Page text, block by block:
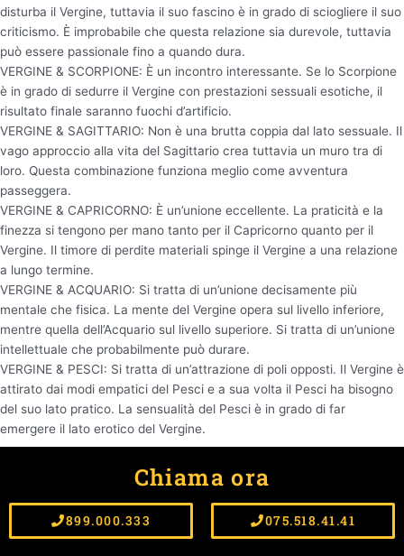
disturba il Vergine, tuttavia il suo fascino è in grado di sciogliere il suo
criticismo. È improbabile che questa relazione sia durevole, tuttavia
può essere passionale fino a quando dura.
VERGINE & SCORPIONE: È un incontro interessante. Se lo Scorpione
è in grado di sedurre il Vergine con prestazioni sessuali esotiche, il
risultato finale saranno fuochi d’artificio.
VERGINE & SAGITTARIO: Non è una brutta coppia dal lato sessuale. Il
vago approccio alla vita del Sagittario crea tuttavia un muro tra di
loro. Questa combinazione funziona meglio come avventura
passeggera.
VERGINE & CAPRICORNO: È un’unione eccellente. La praticità e la
finezza si tengono per mano tanto per il Capricorno quanto per il
Vergine. Il timore di perdite materiali spinge il Vergine a una relazione
a lungo termine.
VERGINE & ACQUARIO: Si tratta di un’unione decisamente più
mentale che fisica. La mente del Vergine opera sul livello inferiore,
mentre quella dell’Acquario sul livello superiore. Si tratta di un’unione
intellettuale che probabilmente può durare.
VERGINE & PESCI: Si tratta di un’attrazione di poli opposti. Il Vergine è
attirato dai modi empatici del Pesci e a sua volta il Pesci ha bisogno
del suo lato pratico. La sensualità del Pesci è in grado di far
emergere il lato erotico del Vergine.
Chiama ora
899.000.333 075.518.41.41